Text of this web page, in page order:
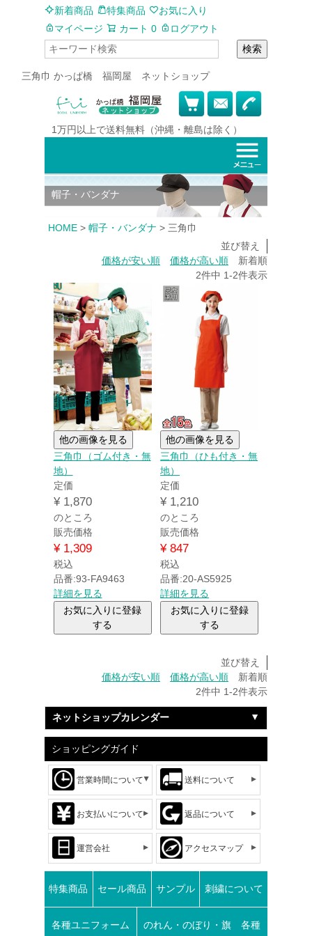
新着商品 特集商品
お気に入り
マイページ
カート 0
ログアウト
検索
三角巾 かっぱ橋 福岡屋 ネットショップ
1万円以上で送料無料 （沖縄・離島は除く）
帽子・バンダナ
HOME 帽子・バンダナ
三角巾
並び替え
価格が安い順
価格が高い順
新着順
2件中 1-2件表示
他の画像を見る
三角巾（ゴム付き・無
地）
定価
¥ 1,870
のところ
販売価格
¥ 1,309
税込
品番:93-FA9463
詳細を見る
お気に入りに登録
する
他の画像を見る
三角巾（ひも付き・無
地）
定価
¥ 1,210
のところ
販売価格
¥ 847
税込
品番:20-AS5925
詳細を見る
お気に入りに登録
する
並び替え
価格が安い順
価格が高い順
新着順
2件中 1-2件表示
ネットショップカレンダー
ショッピングガイド
営業時間について 送料について
お支払いについて 返品について
運営会社 アクセスマップ
特集商品 セール商品 サンプル 刺繍について
各種ユニフォーム のれん・のぼり・旗 各種